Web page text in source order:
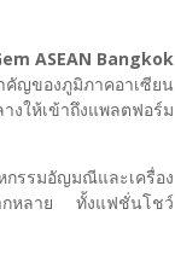
ASEAN Bangkok
คัญของภูมิภาคอาเซียน
งให้เข้าถึงแพลตฟอร์ม
รรมอัญมณีและเครื่อง
กหลาย ทั้งแฟชั่นโชว์